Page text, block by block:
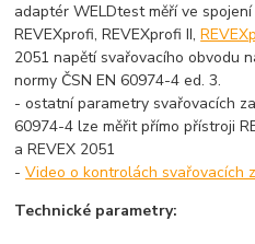
adaptér WELDtest měří ve
REVEXprofi, REVEXprofi II,
2051 napětí svařovacího obvodu
normy ČSN EN 60974-4 ed. 3.
- ostatní parametry svařovacích
60974-4 lze měřit přímo přístroji
a REVEX 2051
-Video o kontrolách svařovacích
Technické parametry: